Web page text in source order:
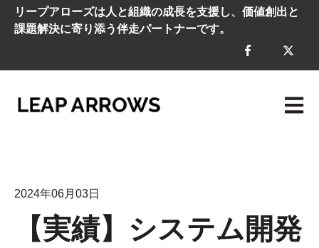
リープアローズは人と組織の成長を支援し、価値創出と
課題解決に寄り添う伴走パートナーです。
メイ
2024年06月03日
【実績】システム開発